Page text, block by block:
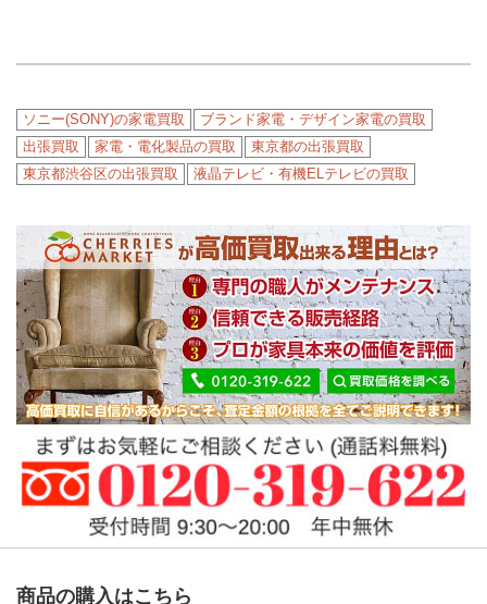
ソニー(SONY)の家電買取
ブランド家電・デザイン家電の買取
出張買取
家電・電化製品の買取
東京都の出張買取
東京都渋谷区の出張買取
液晶テレビ・有機ELテレビの買取
商品の購入はこちら